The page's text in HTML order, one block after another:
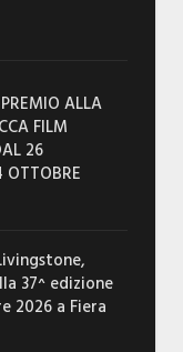
ALLA
FILM
26
OTTOBRE
37^ edizione
2026 a Fiera